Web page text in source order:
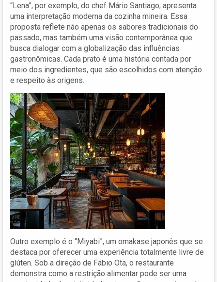
“Lena”, por exemplo, do chef Mário Santiago, apresenta
uma interpretação moderna da cozinha mineira. Essa
proposta reflete não apenas os sabores tradicionais do
passado, mas também uma visão contemporânea que
busca dialogar com a globalização das influências
gastronômicas. Cada prato é uma história contada por
meio dos ingredientes, que são escolhidos com atenção
e respeito às origens.
Outro exemplo é o “Miyabi”, um omakase japonês que se
destaca por oferecer uma experiência totalmente livre de
glúten. Sob a direção de Fábio Ota, o restaurante
demonstra como a restrição alimentar pode ser uma